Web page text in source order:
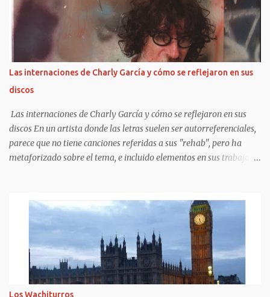
premiere de MJ: The Musical, en Broadway. Además, fiel a estos
tiempos , Paris y Prince compartieron sus preparativos en sus
respectivas cuentas de Instagram. Blanket , en cambio, no participó
en esas publicaciones, pero sí se pudo registrar su presencia a la
salida del evento. ¿Cómo se los vio? Paris deslumbró con un largo
vestido rojo estampado que mostraba sus tatuajes en el pecho, con
accesorios boho y botas. Ellos, en cambio, eligieron elegantes
trajes. La...
Las internaciones de Charly García y cómo se reflejaron en sus
discos
Las internaciones de Charly García y cómo se reflejaron en sus
discos En un artista donde las letras suelen ser autorreferenciales,
parece que no tiene canciones referidas a sus "rehab", pero ha
metaforizado sobre el tema, e incluido elementos en sus trabajos
charly-garcia-reflejaron-discos_0_UF5QsSfPYS.html Sergio Marchi
Hay cuentas que son imposibles de cerrar, sobre todo en materia
musical. Se pueden conocer o predecir algunos rasgos de las
personas según su historia clínica o su estado anímico. En cambio,
combinar una historia clínica con un resultado artístico es algo
más riesgoso . Cuando un músico sufre una crisis de índole médica
que requiere internación, no necesariamente eso repercute en su
Los Wachiturros